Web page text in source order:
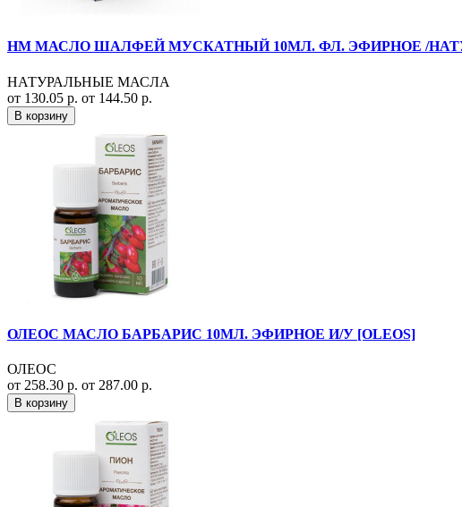
НМ МАСЛО ШАЛФЕЙ МУСКАТНЫЙ 10МЛ. ФЛ. ЭФИРНОЕ /
НАТУРАЛЬНЫЕ МАСЛА
от 130.05 р. от 144.50 р.
В корзину
ОЛЕОС МАСЛО БАРБАРИС 10МЛ. ЭФИРНОЕ И/У [OLEOS]
ОЛЕОС
от 258.30 р. от 287.00 р.
В корзину